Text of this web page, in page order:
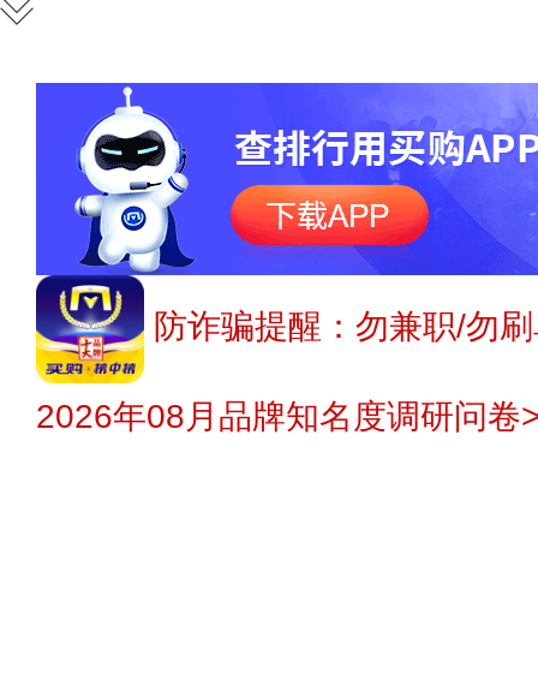
防诈骗提醒：勿兼职/勿
2026年08月品牌知名度调研问卷